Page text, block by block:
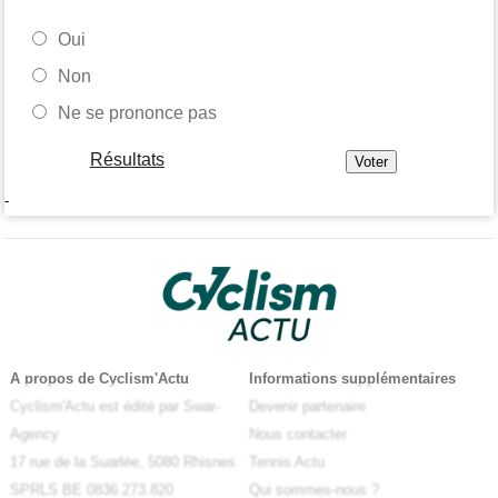
Oui
Non
Ne se prononce pas
Résultats
-
A propos de Cyclism'Actu
Cyclism'Actu est édité par Swar-
Agency
17 rue de la Suarlée, 5080 Rhisnes
SPRLS BE 0836.273.820
Informations supplémentaires
Devenir partenaire
Nous contacter
Tennis Actu
Qui sommes-nous ?